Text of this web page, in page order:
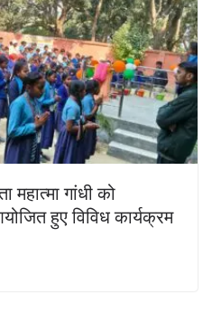
महात्मा गांधी को
हुए विविध कार्यक्रम